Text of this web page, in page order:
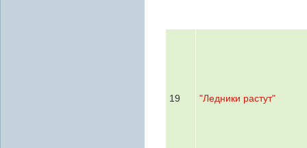
19 "Ледники растут"